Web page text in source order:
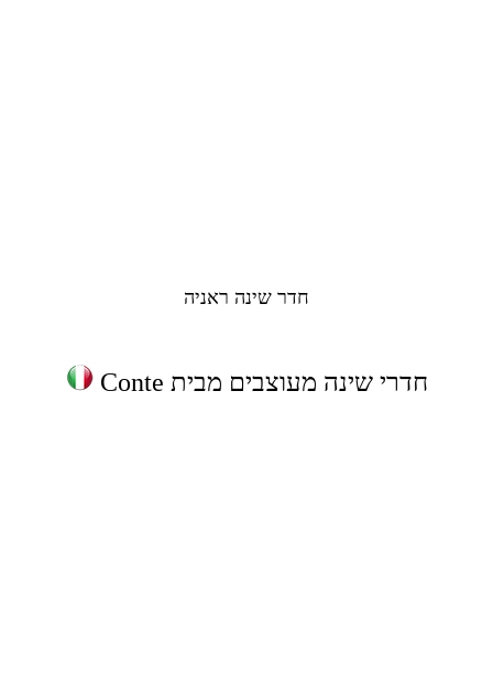
חדר שינה ראניה
חדרי שינה מעוצבים מבית Conte